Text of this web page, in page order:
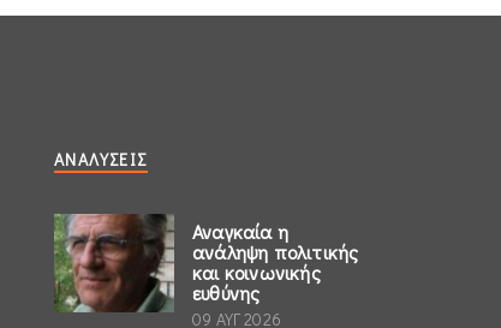
ΑΝΑΛΎΣΕΙΣ
Αναγκαία η
ανάληψη πολιτικής
και κοινωνικής
ευθύνης
09 ΑΥΓ 2026